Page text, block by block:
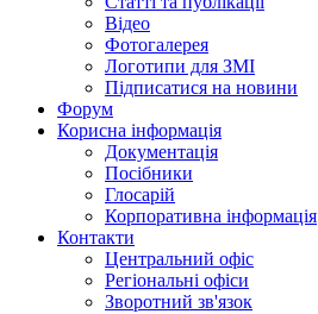
Відео
Фотогалерея
Логотипи для ЗМІ
Підписатися на новини
Форум
Корисна інформація
Документація
Посібники
Глосарій
Корпоративна інформація
Контакти
Центральний офіс
Регіональні офіси
Зворотний зв'язок